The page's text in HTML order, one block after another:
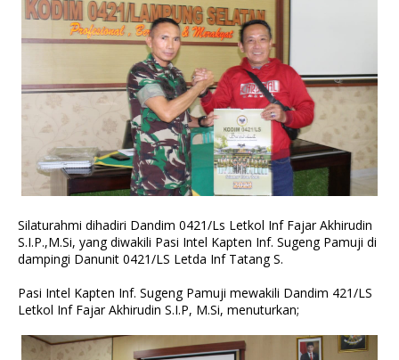
Silaturahmi dihadiri Dandim 0421/Ls Letkol Inf Fajar Akhirudin
S.I.P.,M.Si, yang diwakili Pasi Intel Kapten Inf. Sugeng Pamuji di
dampingi Danunit 0421/LS Letda Inf Tatang S.
Pasi Intel Kapten Inf. Sugeng Pamuji mewakili Dandim 421/LS
Letkol Inf Fajar Akhirudin S.I.P, M.Si, menuturkan;